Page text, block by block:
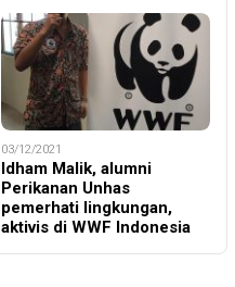
03/12/2021
Idham Malik, alumni
Perikanan Unhas
pemerhati lingkungan,
aktivis di WWF Indonesia